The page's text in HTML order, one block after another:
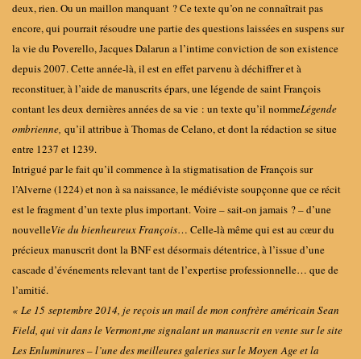
deux, rien. Ou un maillon manquant ? Ce texte qu’on ne connaîtrait pas
encore, qui pourrait résoudre une partie des questions laissées en suspens sur
la vie du Poverello, Jacques Dalarun a l’intime conviction de son existence
depuis 2007. Cette année-là, il est en effet parvenu à déchiffrer et à
reconstituer, à l’aide de manuscrits épars, une légende de saint François
contant les deux dernières années de sa vie : un texte qu’il nommeLégende
ombrienne, qu’il attribue à Thomas de Celano, et dont la rédaction se situe
entre 1237 et 1239.
Intrigué par le fait qu’il commence à la stigmatisation de François sur
l’Alverne (1224) et non à sa naissance, le médiéviste soupçonne que ce récit
est le fragment d’un texte plus important. Voire – sait-on jamais ? – d’une
nouvelleVie du bienheureux François… Celle-là même qui est au cœur du
précieux manuscrit dont la BNF est désormais détentrice, à l’issue d’une
cascade d’événements relevant tant de l’expertise professionnelle… que de
l’amitié.
« Le 15 septembre 2014, je reçois un mail de mon confrère américain Sean
Field, qui vit dans le Vermont,me signalant un manuscrit en vente sur le site
Les Enluminures – l’une des meilleures galeries sur le Moyen Age et la